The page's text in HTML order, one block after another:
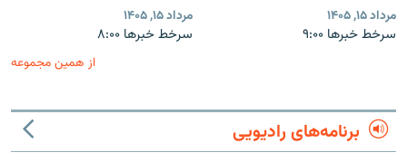
مرداد ۱۵, ۱۴۰۵
سرخط خبرها ۹:۰۰
مرداد ۱۵, ۱۴۰۵
سرخط خبرها ۸:۰۰
از همین مجموعه
برنامه‌های رادیویی